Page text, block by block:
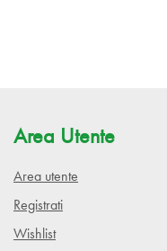
Area Utente
Area utente
Registrati
Wishlist